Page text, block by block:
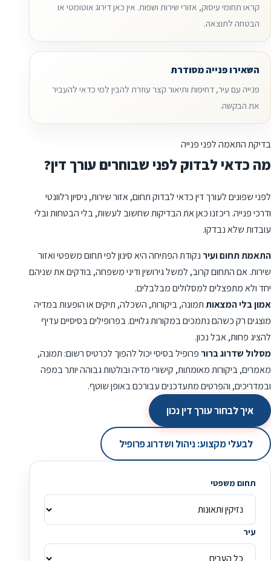
קראו תחומי עיסוק, אזורי שירות ושפות. אין כאן דירוג אוטומטי או
הבטחה לתוצאה.
השאירו פנייה מסודרת
פנייה עם עיר, דחיפות ותיאור קצר עוזרת להבין למי כדאי להעביר
את הבקשה.
בדיקת התאמה לפני פנייה
מה כדאי לבדוק לפני שבוחרים עורך דין?
לפני שפונים לעורך דין כדאי לבדוק תחום, אזור שירות, ניסיון רלוונטי
ודרכי פנייה. ריכזנו כאן את הבדיקות שחשוב לעשות, בלי הבטחות ובלי
עובדות שלא נבדקו.
התאמת תחום ועיר נקודת הפתיחה היא סינון לפי תחום משפטי ואזור
שירות. אם התחום קרוב, למשל גירושין ודיני משפחה, בודקים את שניהם
יחד ולא מתפצלים למסלולים מבלבלים.
אמון בלי המצאותתמונה, ביקורות, השכלה, תיקים או הופעות במדיה
מוצגים רק כשהם נתמכים במקורות גלויים. בפרופילים בסיסיים עדיף
להציג פחות, אבל נכון.
מסלול שדרוג ברור פרופיל בסיסי יכול להפוך לכרטיס רשום: תמונה,
מאמרים, ביקורות מאומתות, קישורי מדיה ובולטות גבוהה יותר במפה
ובמדריכים, והפרטים מתעדכנים עבורכם באופן שוטף.
איך לבחור עורך דין נכון
לבעלי מקצוע: ניהול ושדרוג פרופיל
תחום משפטי
עיר